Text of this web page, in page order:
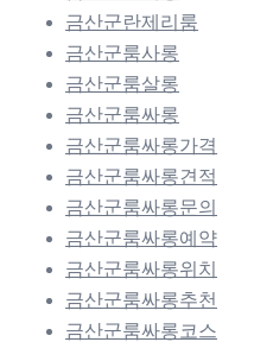
금산군란제리룸
금산군룸사롱
금산군룸살롱
금산군룸싸롱
금산군룸싸롱가격
금산군룸싸롱견적
금산군룸싸롱문의
금산군룸싸롱예약
금산군룸싸롱위치
금산군룸싸롱추천
금산군룸싸롱코스